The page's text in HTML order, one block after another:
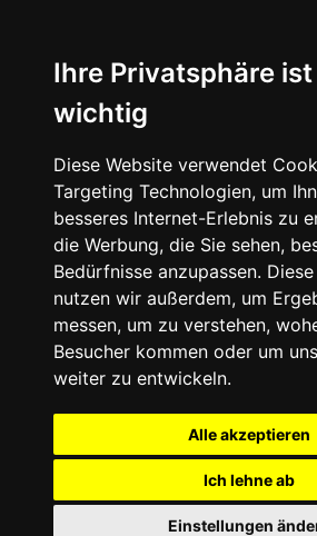
Ihre Privatsphäre
wichtig
Diese Website verwendet
Targeting Technologien, um
besseres Internet-Erlebnis zu
die Werbung, die Sie sehen,
Bedürfnisse anzupassen.
nutzen wir außerdem, um
messen, um zu verstehen,
Besucher kommen oder um
weiter zu entwickeln.
Alle akzeptieren
Ich lehne ab
Einstellungen